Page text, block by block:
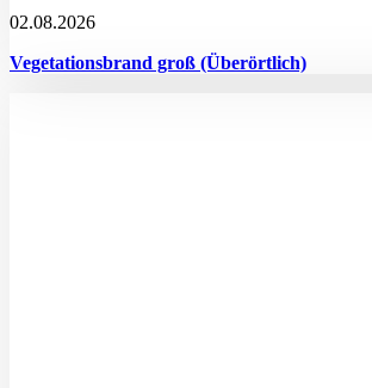
02.08.2026
Vegetationsbrand groß (Überörtlich)